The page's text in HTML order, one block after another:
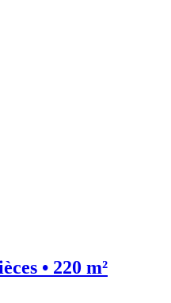
• 220 m²